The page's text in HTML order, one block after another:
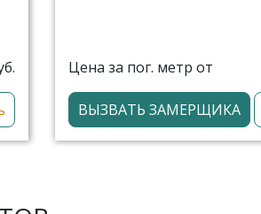
Цена за пог. метр от
ВЫЗВАТЬ ЗАМЕРЩИКА